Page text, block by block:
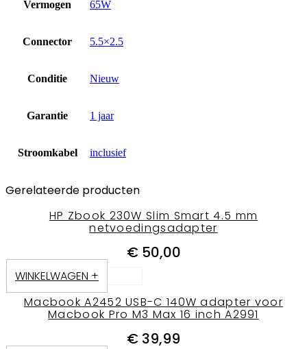
Vermogen 65W
Connector 5.5×2.5
Conditie Nieuw
Garantie 1 jaar
Stroomkabel inclusief
Gerelateerde producten
HP Zbook 230W Slim Smart 4.5 mm
netvoedingsadapter
€50,00
WINKELWAGEN +
Macbook A2452 USB-C 140W adapter voor
Macbook Pro M3 Max 16 inch A2991
€ 39,99